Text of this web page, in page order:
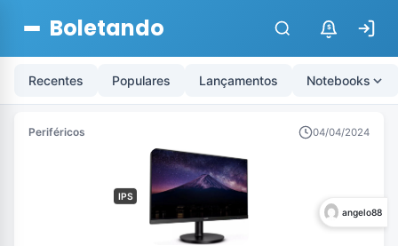
Boletando $
Recentes Populares Lançamentos Notebooks
Periféricos 04/04/2024
IPS
angelo88